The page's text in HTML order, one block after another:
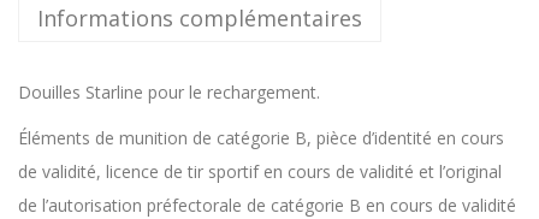
Informations complémentaires
Douilles Starline pour le rechargement.
Éléments de munition de catégorie B, pièce d’identité en cours
de validité, licence de tir sportif en cours de validité et l’original
de l’autorisation préfectorale de catégorie B en cours de validité